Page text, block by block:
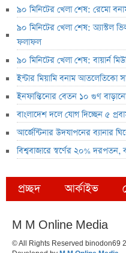
৯০ মিনিটের খেলা শেষ: রেমো
৯০ মিনিটের খেলা শেষ: অ্যাস্টল
ফলাফল
৯০ মিনিটের খেলা শেষ: বায়ার্ন
ইন্টার মিয়ামি বনাম আতলেতিকো
ইনফান্তিনোর বেতন ১০ গুণ
বাংলাদেশ দলে যোগ দিচ্ছেন ৫
আর্জেন্টিনার উদযাপনের ব্যানার
বিশ্ববাজারে স্বর্ণের ২০%
প্রচ্ছদ আর্কাইভ
M M Online Media
© All Rights Reserved binodon69